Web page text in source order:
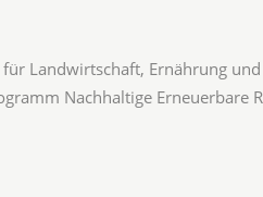
Landwirtschaft, Ernährung
Nachhaltige Erneuerbare